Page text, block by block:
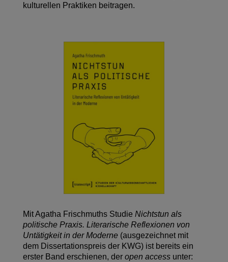
kulturellen Praktiken beitragen.
Mit Agatha Frischmuths Studie Nichtstun als
politische Praxis. Literarische Reflexionen von
Untätigkeit in der Moderne(ausgezeichnet mit
dem Dissertationspreis der KWG) ist bereits ein
erster Band erschienen, der open accessunter: